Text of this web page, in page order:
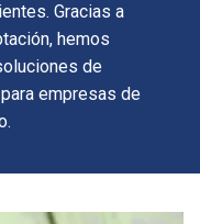
Gracias a
hemos
de
empresas de